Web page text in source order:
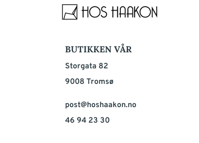
BUTIKKEN VÅR
Storgata 82
9008 Tromsø
post@hoshaakon.no
46 94 23 30